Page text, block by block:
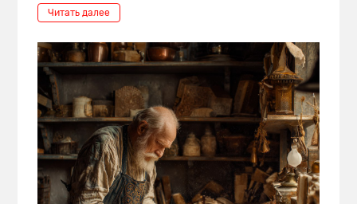
Читать далее